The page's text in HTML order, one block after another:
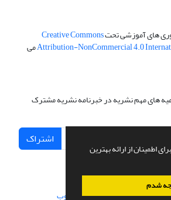
اطمینان از ارائه بهترین
شدم
های آموزشی تحتCreative Commons
Attribution-NonCommercial 4.0می
های مهم نشریه در خبرنامه نشریه مشترک
اشتراک
علمی.طراحی و پیاده سازی از سیناوب